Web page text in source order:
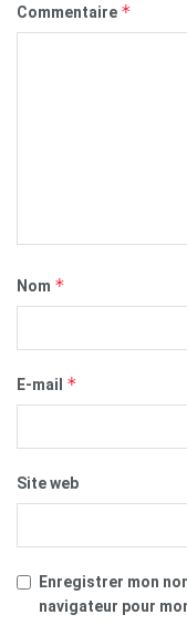
Commentaire *
Nom *
E-mail *
Site web
Enregistrer mon
navigateur pour